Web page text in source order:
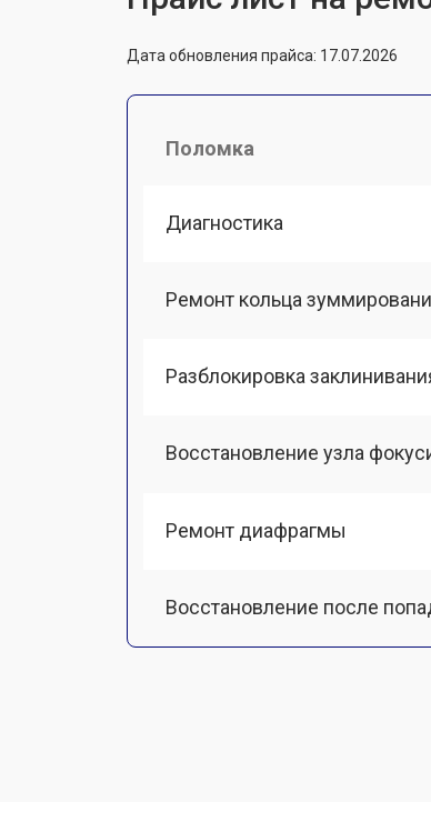
Дата обновления прайса: 17.07.2026
Поломка
Диагностика
Ремонт кольца
Разблокировка
Восстановление узла
Ремонт диафрагмы
Восстановление после